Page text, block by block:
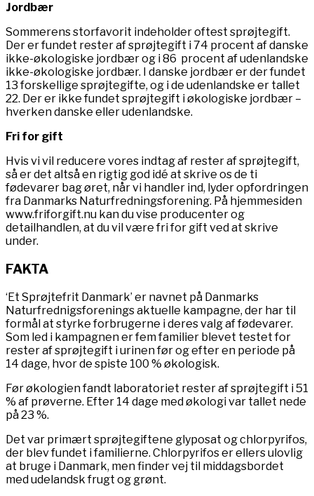
Jordbær
Sommerens storfavorit indeholder oftest sprøjtegift.
Der er fundet rester af sprøjtegift i 74 procent af danske
ikke-økologiske jordbær og i 86 procent af udenlandske
ikke-økologiske jordbær. I danske jordbær er der fundet
13 forskellige sprøjtegifte, og i de udenlandske er tallet
22. Der er ikke fundet sprøjtegift i økologiske jordbær –
hverken danske eller udenlandske.
Fri for gift
Hvis vi vil reducere vores indtag af rester af sprøjtegift,
så er det altså en rigtig god idé at skrive os de ti
fødevarer bag øret, når vi handler ind, lyder opfordringen
fra Danmarks Naturfredningsforening. På hjemmesiden
www.friforgift.nu kan du vise producenter og
detailhandlen, at du vil være fri for gift ved at skrive
under.
FAKTA
‘Et Sprøjtefrit Danmark’ er navnet på Danmarks
Naturfrednigsforenings aktuelle kampagne, der har til
formål at styrke forbrugerne i deres valg af fødevarer.
Som led i kampagnen er fem familier blevet testet for
rester af sprøjtegift i urinen før og efter en periode på
14 dage, hvor de spiste 100 % økologisk.
Før økologien fandt laboratoriet rester af sprøjtegift i 51
% af prøverne. Efter 14 dage med økologi var tallet nede
på 23 %.
Det var primært sprøjtegiftene glyposat og chlorpyrifos,
der blev fundet i familierne. Chlorpyrifos er ellers ulovlig
at bruge i Danmark, men finder vej til middagsbordet
med udelandsk frugt og grønt.